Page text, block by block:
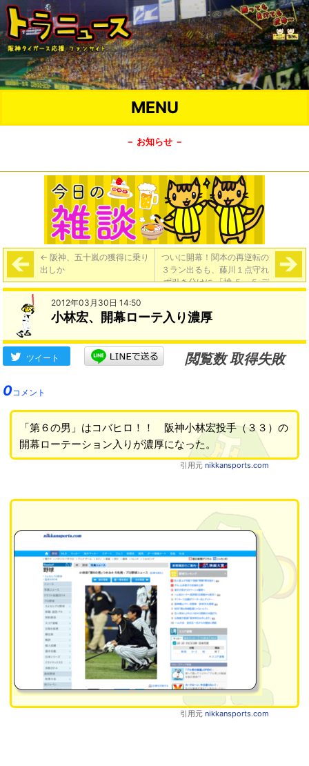
MENU
－ お知らせ －
← 阪神、五十嵐の獲得に乗り
出しか
ついに開幕！関本の再逆転の
３ラン出るも、藤川１点守れ
ず引き分けに 「神 ５－５ デ
ィ」→
2012年03月30日 14:50
小林宏、開幕ローテ入り濃厚
ツイート
閲覧数 取得失敗
0コメント
「第６の男」はコバヒロ！！ 阪神小林宏投手（３３）の
開幕ローテーション入りが濃厚になった。
引用元 nikkansports.com
引用元 nikkansports.com